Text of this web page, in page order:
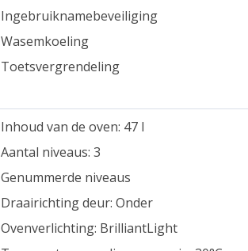
Ingebruiknamebeveiliging
Wasemkoeling
Toetsvergrendeling
Inhoud van de oven: 47 l
Aantal niveaus: 3
Genummerde niveaus
Draairichting deur: Onder
Ovenverlichting: BrilliantLight